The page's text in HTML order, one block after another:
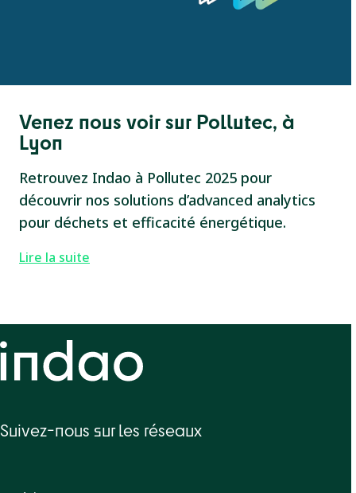
Venez nous voir sur Pollutec, à
Lyon
Retrouvez Indao à Pollutec 2025 pour
découvrir nos solutions d’advanced analytics
pour déchets et efficacité énergétique.
Lire la suite
Suivez-nous sur les réseaux